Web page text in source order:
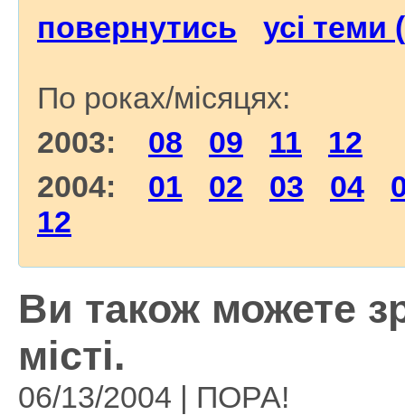
повернутись усі теми
По роках/місяцях:
2003: 08 09 11
12
2004: 01 02 03 04
12
Ви також можете
місті.
06/13/2004 | ПОРА!